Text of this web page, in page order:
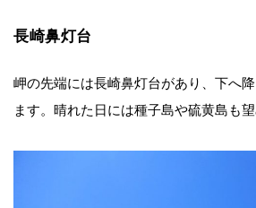
長崎鼻灯台
岬の先端には長崎鼻灯台があり、下へ
ます。晴れた日には種子島や硫黄島も望